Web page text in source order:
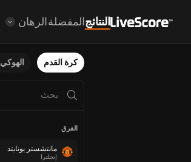
النتائجالمفضلةالرهان
كرة القدم الهوكي
الفرق
مانتشستر يونايتد
إنجلترا